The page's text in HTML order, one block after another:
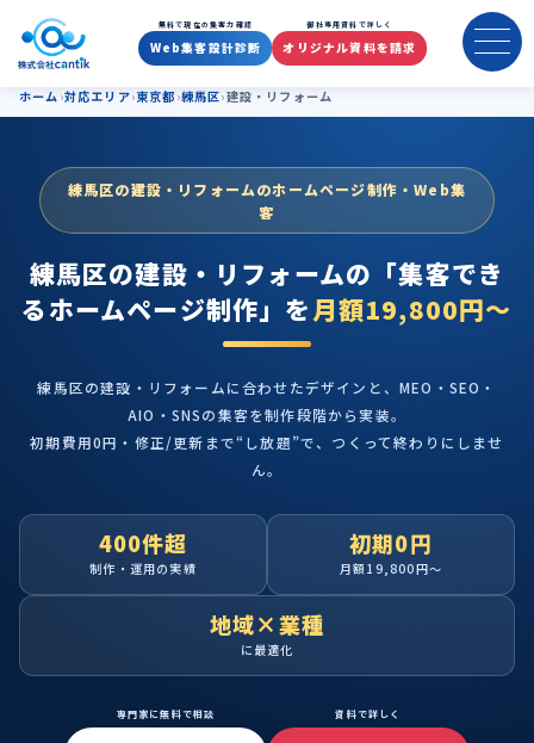
練馬区の建設・リフォームのホ
無料で現在の集客力確認
Web集客設計診断
御社専用資料で詳しく
オリジナル資料を請求
ホーム 対応エリア 東京都 練馬区 建設・リフォーム
練馬区の建設・リフォームのホームページ制作・Web集
客
練馬区の建設・リフォームの 「集客でき
るホームページ制作」を月額19,800円〜
練馬区の建設・リフォームに合わせたデザインと、MEO・SEO・
AIO・SNSの集客を制作段階から実装。
初期費用0円・修正/更新まで“し放題”で、つくって終わりにしませ
ん。
400件超
制作・運用の実績
初期0円
月額19,800円〜
地域×業種
に最適化
専門家に無料で相談 資料で詳しく